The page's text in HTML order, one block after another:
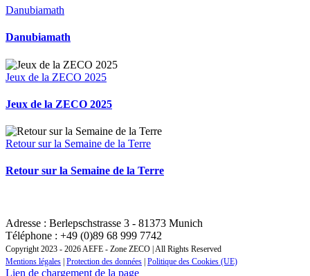
Danubiamath
Danubiamath
Jeux de la ZECO 2025
Jeux de la ZECO 2025
Retour sur la Semaine de la Terre
Retour sur la Semaine de la Terre
Adresse : Berlepschstrasse 3 - 81373 Munich
Téléphone : +49 (0)89 68 999 7742
Copyright 2023 - 2026 AEFE - Zone ZECO | All Rights Reserved
Mentions légales | Protection des données | Politique des Cookies (UE)
Lien de chargement de la page